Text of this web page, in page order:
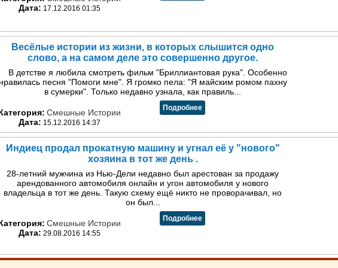
Дата: 17.12.2016 01:35
Весёлые истории из жизни, в которых слышится одно
слово, а на самом деле это совершенно другое.
детстве я любила смотреть фильм "Бриллиантовая рука". Особенно
песня "Помоги мне". Я громко пела: "Я майским ромом пахну
в сумерки". Только недавно узнала, как правиль...
Смешные Истории
Дата: 15.12.2016 14:37
Подробнее
Индиец продал прокатную машину и угнал её у "нового"
хозяина в тот же день .
28-летний мужчина из Нью-Дели недавно был арестован за продажу
арендованного автомобиля онлайн и угон автомобиля у нового
владельца в тот же день. Такую схему ещё никто не проворачивал, но
он был...
Смешные Истории
Дата: 29.08.2016 14:55
Подробнее